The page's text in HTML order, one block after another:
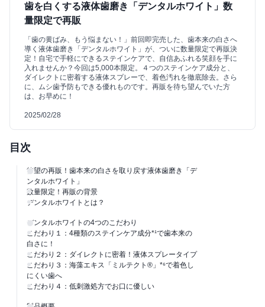
歯を白くする液体歯磨き「デンタルホワイト」数
量限定で再販
「歯の黄ばみ、もう悩まない！」前回即完売した、歯本来の白さへ
導く液体歯磨き「デンタルホワイト」が、ついに数量限定で再販決
定！自宅で手軽にできるステインケアで、自信あふれる笑顔を手に
入れませんか？今回は5,000本限定。４つのステインケア成分と、
ダイレクトに密着する液体スプレーで、着色汚れを徹底除去。さら
に、ムシ歯予防もできる優れものです。再販を待ち望んでいた方
は、お早めに！
2025/02/28
目次
待望の再販！歯本来の白さを取り戻す液体歯磨き「デ
ンタルホワイト」
数量限定！再販の背景
デンタルホワイトとは？
デンタルホワイトの4つのこだわり
こだわり１：4種類のステインケア成分*¹で歯本来の
白さに！
こだわり２：ダイレクトに密着！液体スプレータイプ
こだわり３：海藻エキス「ミルテクト®」*⁶で着色し
にくい歯へ
こだわり４：低刺激処方でお口に優しい